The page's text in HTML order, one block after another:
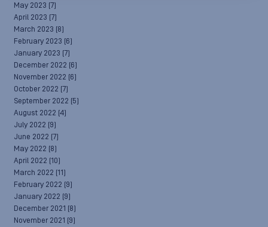
May 2023 (7)
April 2023 (7)
March 2023 (8)
February 2023 (6)
January 2023 (7)
December 2022 (6)
November 2022 (6)
October 2022 (7)
September 2022 (5)
August 2022 (4)
July 2022 (9)
June 2022 (7)
May 2022 (8)
April 2022 (10)
March 2022 (11)
February 2022 (9)
January 2022 (9)
December 2021 (8)
November 2021 (9)